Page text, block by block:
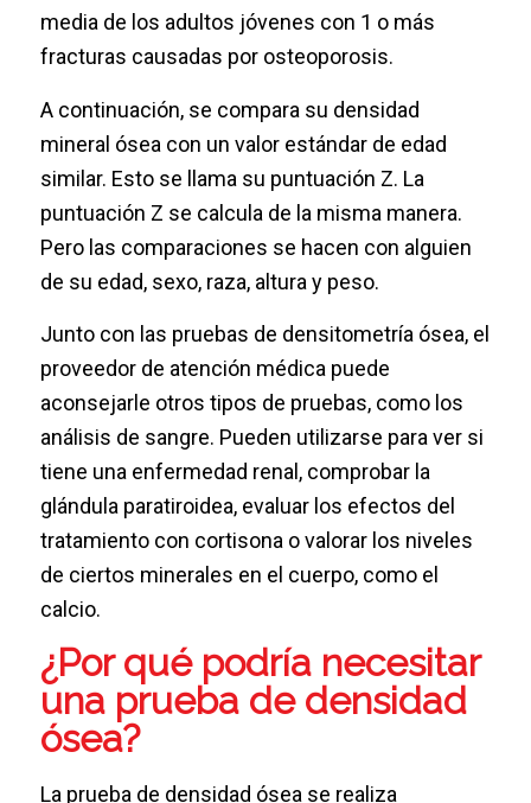
media de los adultos jóvenes con 1 o más
fracturas causadas por osteoporosis.
A continuación, se compara su densidad
mineral ósea con un valor estándar de edad
similar. Esto se llama su puntuación Z. La
puntuación Z se calcula de la misma manera.
Pero las comparaciones se hacen con alguien
de su edad, sexo, raza, altura y peso.
Junto con las pruebas de densitometría ósea, el
proveedor de atención médica puede
aconsejarle otros tipos de pruebas, como los
análisis de sangre. Pueden utilizarse para ver si
tiene una enfermedad renal, comprobar la
glándula paratiroidea, evaluar los efectos del
tratamiento con cortisona o valorar los niveles
de ciertos minerales en el cuerpo, como el
calcio.
¿Por qué podría necesitar
una prueba de densidad
ósea?
La prueba de densidad ósea se realiza